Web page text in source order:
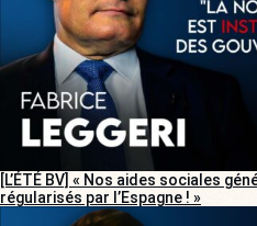
[L’ÉTÉ BV] « Nos aides sociales
régularisés par l’Espagne ! »